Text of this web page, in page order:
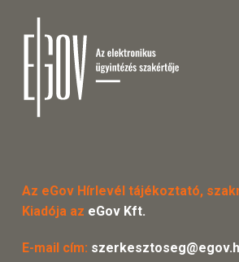
Az eGov Hírlevél tájékoztató,
Kiadója az eGov Kft.
E-mail cím: